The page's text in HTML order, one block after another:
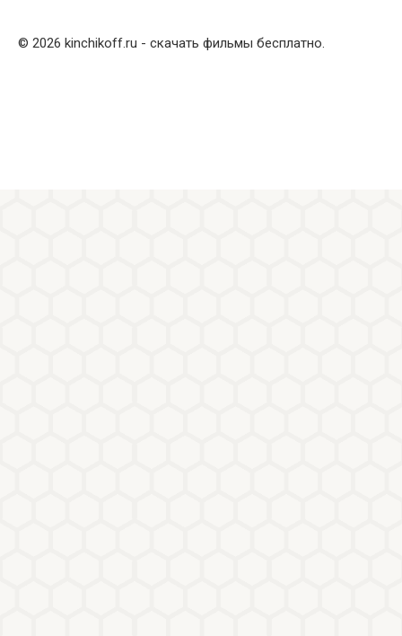
© 2026 kinchikoff.ru - скачать фильмы бесплатно.